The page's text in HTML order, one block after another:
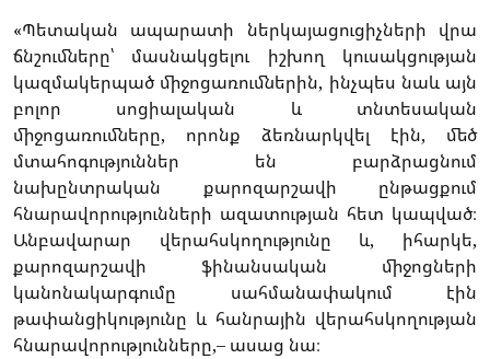
«Պետական ապարատի ներկայացուցիչների վրա
ճնշումները՝ մասնակցելու իշխող կուսակցության
կազմակերպած միջոցառումներին, ինչպես նաև այն
բոլոր սոցիալական և տնտեսական
միջոցառումները, որոնք ձեռնարկվել էին, մեծ
մտահոգություններ են բարձրացնում
նախընտրական քարոզարշավի ընթացքում
հնարավորությունների ազատության հետ կապված։
Անբավարար վերահսկողությունը և, իհարկե,
քարոզարշավի ֆինանսական միջոցների
կանոնակարգումը սահմանափակում էին
թափանցիկությունը և հանրային վերահսկողության
հնարավորությունները,– ասաց նա։